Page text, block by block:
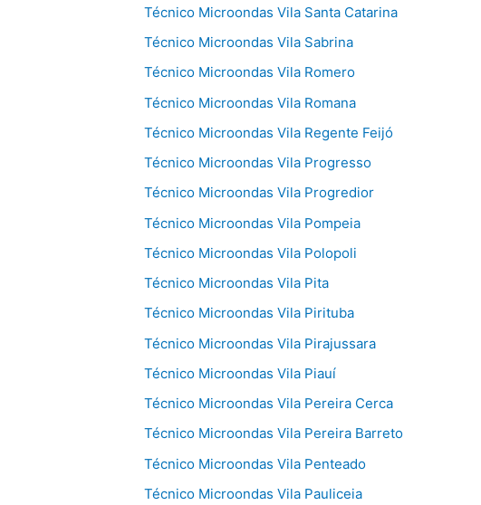
Técnico Microondas Vila Santa Catarina
Técnico Microondas Vila Sabrina
Técnico Microondas Vila Romero
Técnico Microondas Vila Romana
Técnico Microondas Vila Regente Feijó
Técnico Microondas Vila Progresso
Técnico Microondas Vila Progredior
Técnico Microondas Vila Pompeia
Técnico Microondas Vila Polopoli
Técnico Microondas Vila Pita
Técnico Microondas Vila Pirituba
Técnico Microondas Vila Pirajussara
Técnico Microondas Vila Piauí
Técnico Microondas Vila Pereira Cerca
Técnico Microondas Vila Pereira Barreto
Técnico Microondas Vila Penteado
Técnico Microondas Vila Pauliceia